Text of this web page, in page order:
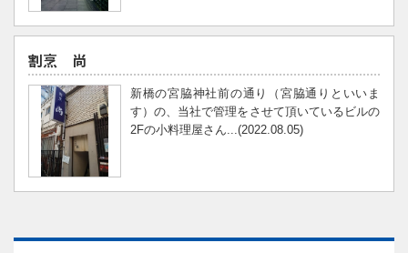
割烹 尚
新橋の宮脇神社前の通り（宮脇通りといいま
す）の、当社で管理をさせて頂いているビルの
2Fの小料理屋さん...(2022.08.05)